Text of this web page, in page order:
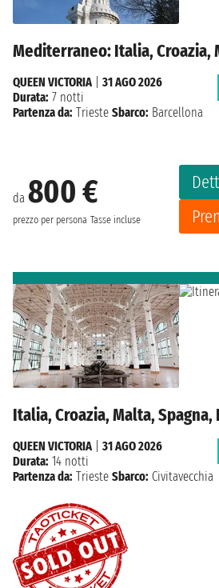
Mediterraneo: Italia, Croazia,
da 800 €
prezzo per persona Tasse incluse
QUEEN VICTORIA| 31 AGO 2026
Durata: 7 notti
Partenza da: Trieste Sbarco: Barcellona
Italia, Croazia, Malta, Spagna,
QUEEN VICTORIA
31 AGO 2026
Durata: 14 notti
Partenza da: Trieste Sbarco: Civitavecchia